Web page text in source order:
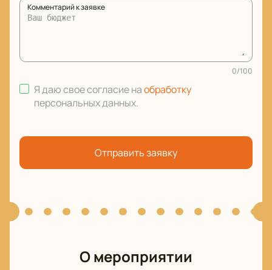
Комментарий к заявке
0/100
Я даю свое согласие наобработку
персональных данных.
Отправить заявку
О мероприятии